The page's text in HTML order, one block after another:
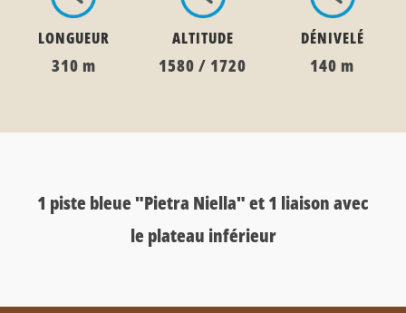
LONGUEUR
310 m
ALTITUDE
1580 / 1720
DÉNIVELÉ
140 m
1 piste bleue "Pietra Niella" et 1 liaison avec
le plateau inférieur